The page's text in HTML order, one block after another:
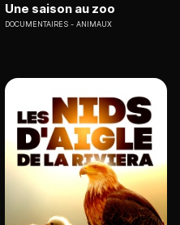
Une saison au zoo
DOCUMENTAIRES ANIMAUX